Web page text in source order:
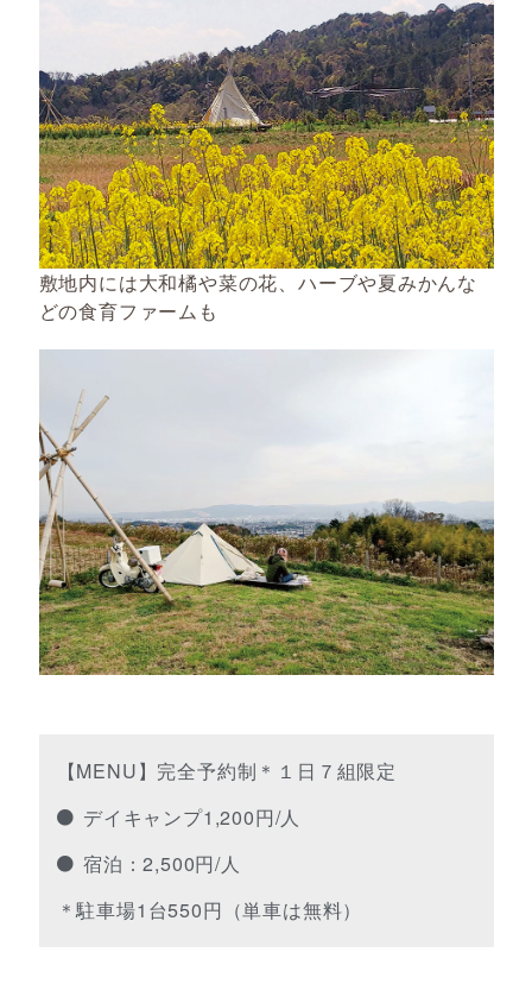
敷地内には大和橘や菜の花、ハーブや夏みかんな
どの食育ファームも
【MENU】完全予約制＊１日７組限定
デイキャンプ1,200円/人
宿泊：2,500円/人
＊駐車場1台550円（単車は無料）